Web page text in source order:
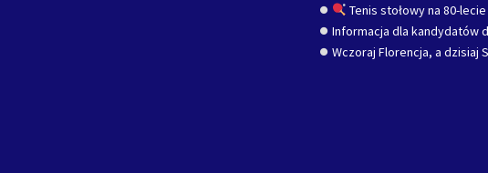
Tenis stołowy na 80-
Informacja dla kandydatów
Wczoraj Florencja, a dzisiaj